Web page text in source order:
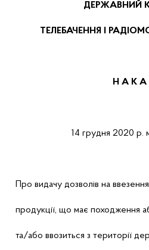
ДЕРЖАВНИЙ
ТЕЛЕБАЧЕННЯ І
Н А К А
14 грудня 2020 р.
Про видачу дозволів на
продукції, що має походження
та/або ввозиться з території